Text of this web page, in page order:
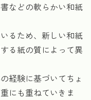
などの軟らかい和紙
るため、新しい和紙
る紙の質によって異
経験に基づいてちょ
にも重ねていきま